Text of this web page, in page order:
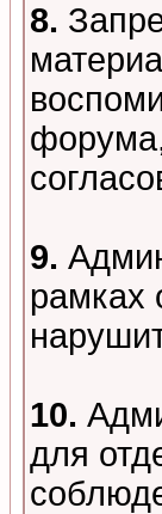
8.
9.
рамках
10.
для